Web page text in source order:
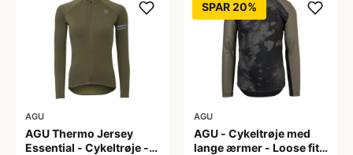
AGU
AGU Thermo Jersey
Essential - Cykeltrøje -
SPAR 20%
AGU
AGU - Cykeltrøje med
lange ærmer - Loose fit -